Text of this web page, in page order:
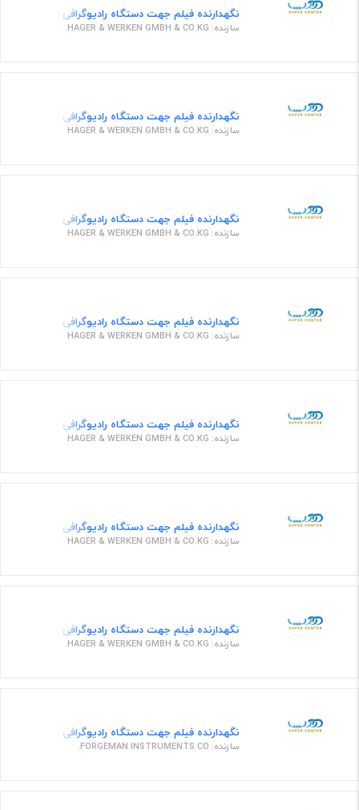
نگهدارنده فیلم جهت دستگاه رادیوگرافی 656319 ارت نامبر
سازنده: HAGER & WERKEN GMBH & CO.KG
نگهدارنده فیلم جهت دستگاه رادیوگرافی 656326 ارت نامبر
سازنده: HAGER & WERKEN GMBH & CO.KG
نگهدارنده فیلم جهت دستگاه رادیوگرافی 630130 ارت نامبر
سازنده: HAGER & WERKEN GMBH & CO.KG
نگهدارنده فیلم جهت دستگاه رادیوگرافی 656322 ارت نامبر
سازنده: HAGER & WERKEN GMBH & CO.KG
نگهدارنده فیلم جهت دستگاه رادیوگرافی 656130 ارت نامبر
سازنده: HAGER & WERKEN GMBH & CO.KG
نگهدارنده فیلم جهت دستگاه رادیوگرافی 656232 ارت نامبر
سازنده: HAGER & WERKEN GMBH & CO.KG
نگهدارنده فیلم جهت دستگاه رادیوگرافی 635148 ارت نامبر
سازنده: HAGER & WERKEN GMBH & CO.KG
نگهدارنده فیلم جهت دستگاه رادیوگرافی ست 6 تایی نگهدارنده فیلم
سازنده: FORGEMAN INSTRUMENTS CO.